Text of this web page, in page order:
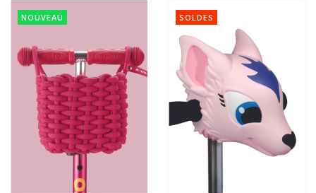
NOUVEAU SOLDES